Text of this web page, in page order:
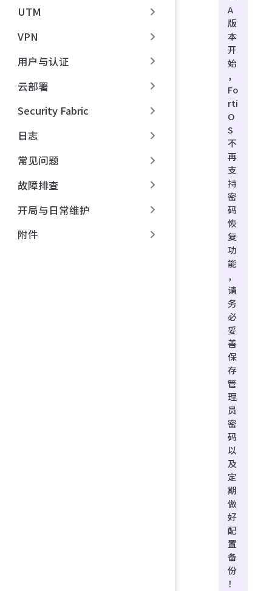
UTM
VPN
用户与认证
云部署
Security Fabric
日志
常见问题
故障排查
开局与日常维护
附件
A
版
本
开
始
，
Fo
rti
O
S
不
再
支
持
密
码
恢
复
功
能
，
请
务
必
妥
善
保
存
管
理
员
密
码
以
及
定
期
做
好
配
置
备
份
！